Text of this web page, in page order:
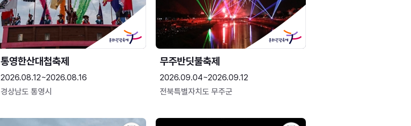
통영한산대첩축제
2026.08.12~2026.08.16
경상남도 통영시
무주반딧불축제
2026.09.04~2026.09.12
전북특별자치도 무주군